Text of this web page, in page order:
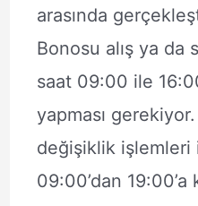
arasında
Bonosu alış ya da
saat 09:00 ile
yapması
değişiklik işlemleri
09:00’dan 19:00’a